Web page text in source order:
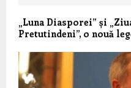
„Luna Diasporei” și
Pretutindeni”, o nouă